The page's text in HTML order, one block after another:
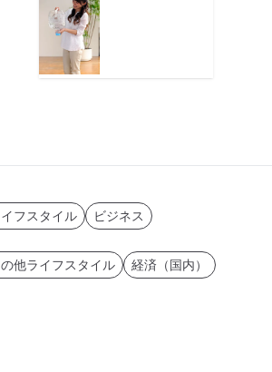
フスタイル ビジネス
他ライフスタイル 経済（国内）